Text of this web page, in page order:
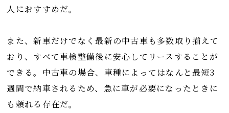
人におすすめだ。
また、新車だけでなく最新の中古車も多数取り揃えて
おり、すべて車検整備後に安心してリースすることが
できる。中古車の場合、車種によってはなんと最短3
週間で納車されるため、急に車が必要になったときに
も頼れる存在だ。